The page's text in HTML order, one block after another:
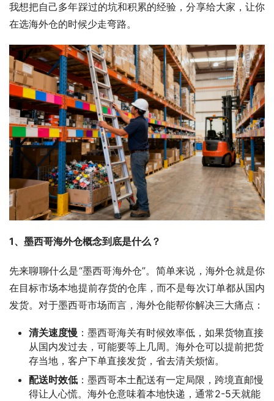
我想把自己多年踩过的坑和积累的经验，分享给大家，让你
在选海外仓的时候少走弯路。
1、墨西哥海外仓概念到底是什么？
先来聊聊什么是“墨西哥海外仓”。简单来说，海外仓就是你
在目标市场本地提前存货的仓库，而不是每次订单都从国内
发货。对于墨西哥市场而言，海外仓能帮你解决三大痛点：
清关速度慢 ：墨西哥海关有时候效率低，如果货物直接
从国内发过去，可能要等上几周。海外仓可以提前把货
存当地，客户下单直接发货，省去清关烦恼。
配送时效低 ：墨西哥本土配送有一定局限，跨境直邮慢
得让人心慌。海外仓意味着本地快递，通常2-5天就能